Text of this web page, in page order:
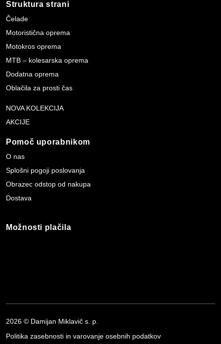
Struktura strani
Čelade
Motoristična oprema
Motokros oprema
MTB – kolesarska oprema
Dodatna oprema
Oblačila za prosti čas
NOVA KOLEKCIJA
AKCIJE
Pomoč uporabnikom
O nas
Splošni pogoji poslovanja
Obrazec odstop od nakupa
Dostava
Možnosti plačila
2026 © Damijan Miklavič s. p.
Politika zasebnosti in varovanje osebnih podatkov